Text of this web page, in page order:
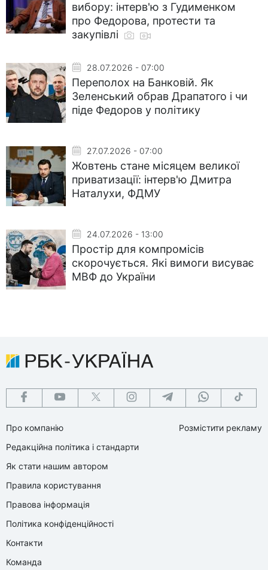
вибору: інтерв'ю з Гудименком
про Федорова, протести та
закупівлі
28.07.2026 - 07:00
Переполох на Банковій. Як
Зеленський обрав Драпатого і чи
піде Федоров у політику
27.07.2026 - 07:00
Жовтень стане місяцем великої
приватизації: інтерв'ю Дмитра
Наталухи, ФДМУ
24.07.2026 - 13:00
Простір для компромісів
скорочується. Які вимоги висуває
МВФ до України
Про компанію
Редакційна політика і стандарти
Як стати нашим автором
Правила користування
Правова інформація
Політика конфіденційності
Контакти
Команда
Розмістити рекламу